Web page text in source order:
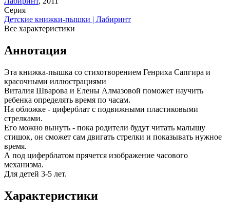
Серия
Детские книжки-пышки | Лабиринт
Все характеристики
Аннотация
Эта книжка-пышка со стихотворением Генриха Сапгира и
красочными иллюстрациями
Виталия Шварова и Елены Алмазовой поможет научить
ребенка определять время по часам.
На обложке - циферблат с подвижными пластиковыми
стрелками.
Его можно вынуть - пока родители будут читать малышу
стишок, он сможет сам двигать стрелки и показывать нужное
время.
А под циферблатом прячется изображение часового
механизма.
Для детей 3-5 лет.
Характеристики